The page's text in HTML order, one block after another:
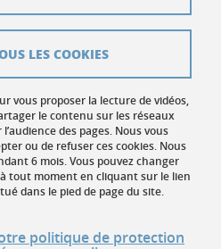
vous proposer la lecture de vidéos,
le contenu sur les réseaux
des pages. Nous vous
ou de refuser ces cookies. Nous
6 mois. Vous pouvez changer
tout moment en cliquant sur le lien
dans le pied de page du site.
politique de protection
LES COOKIES